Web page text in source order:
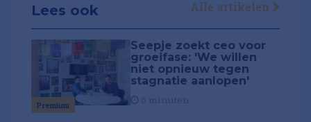
Lees ook Alle artikelen
Premium
Seepje zoekt ceo voor
groeifase: 'We willen
niet opnieuw tegen
stagnatie aanlopen'